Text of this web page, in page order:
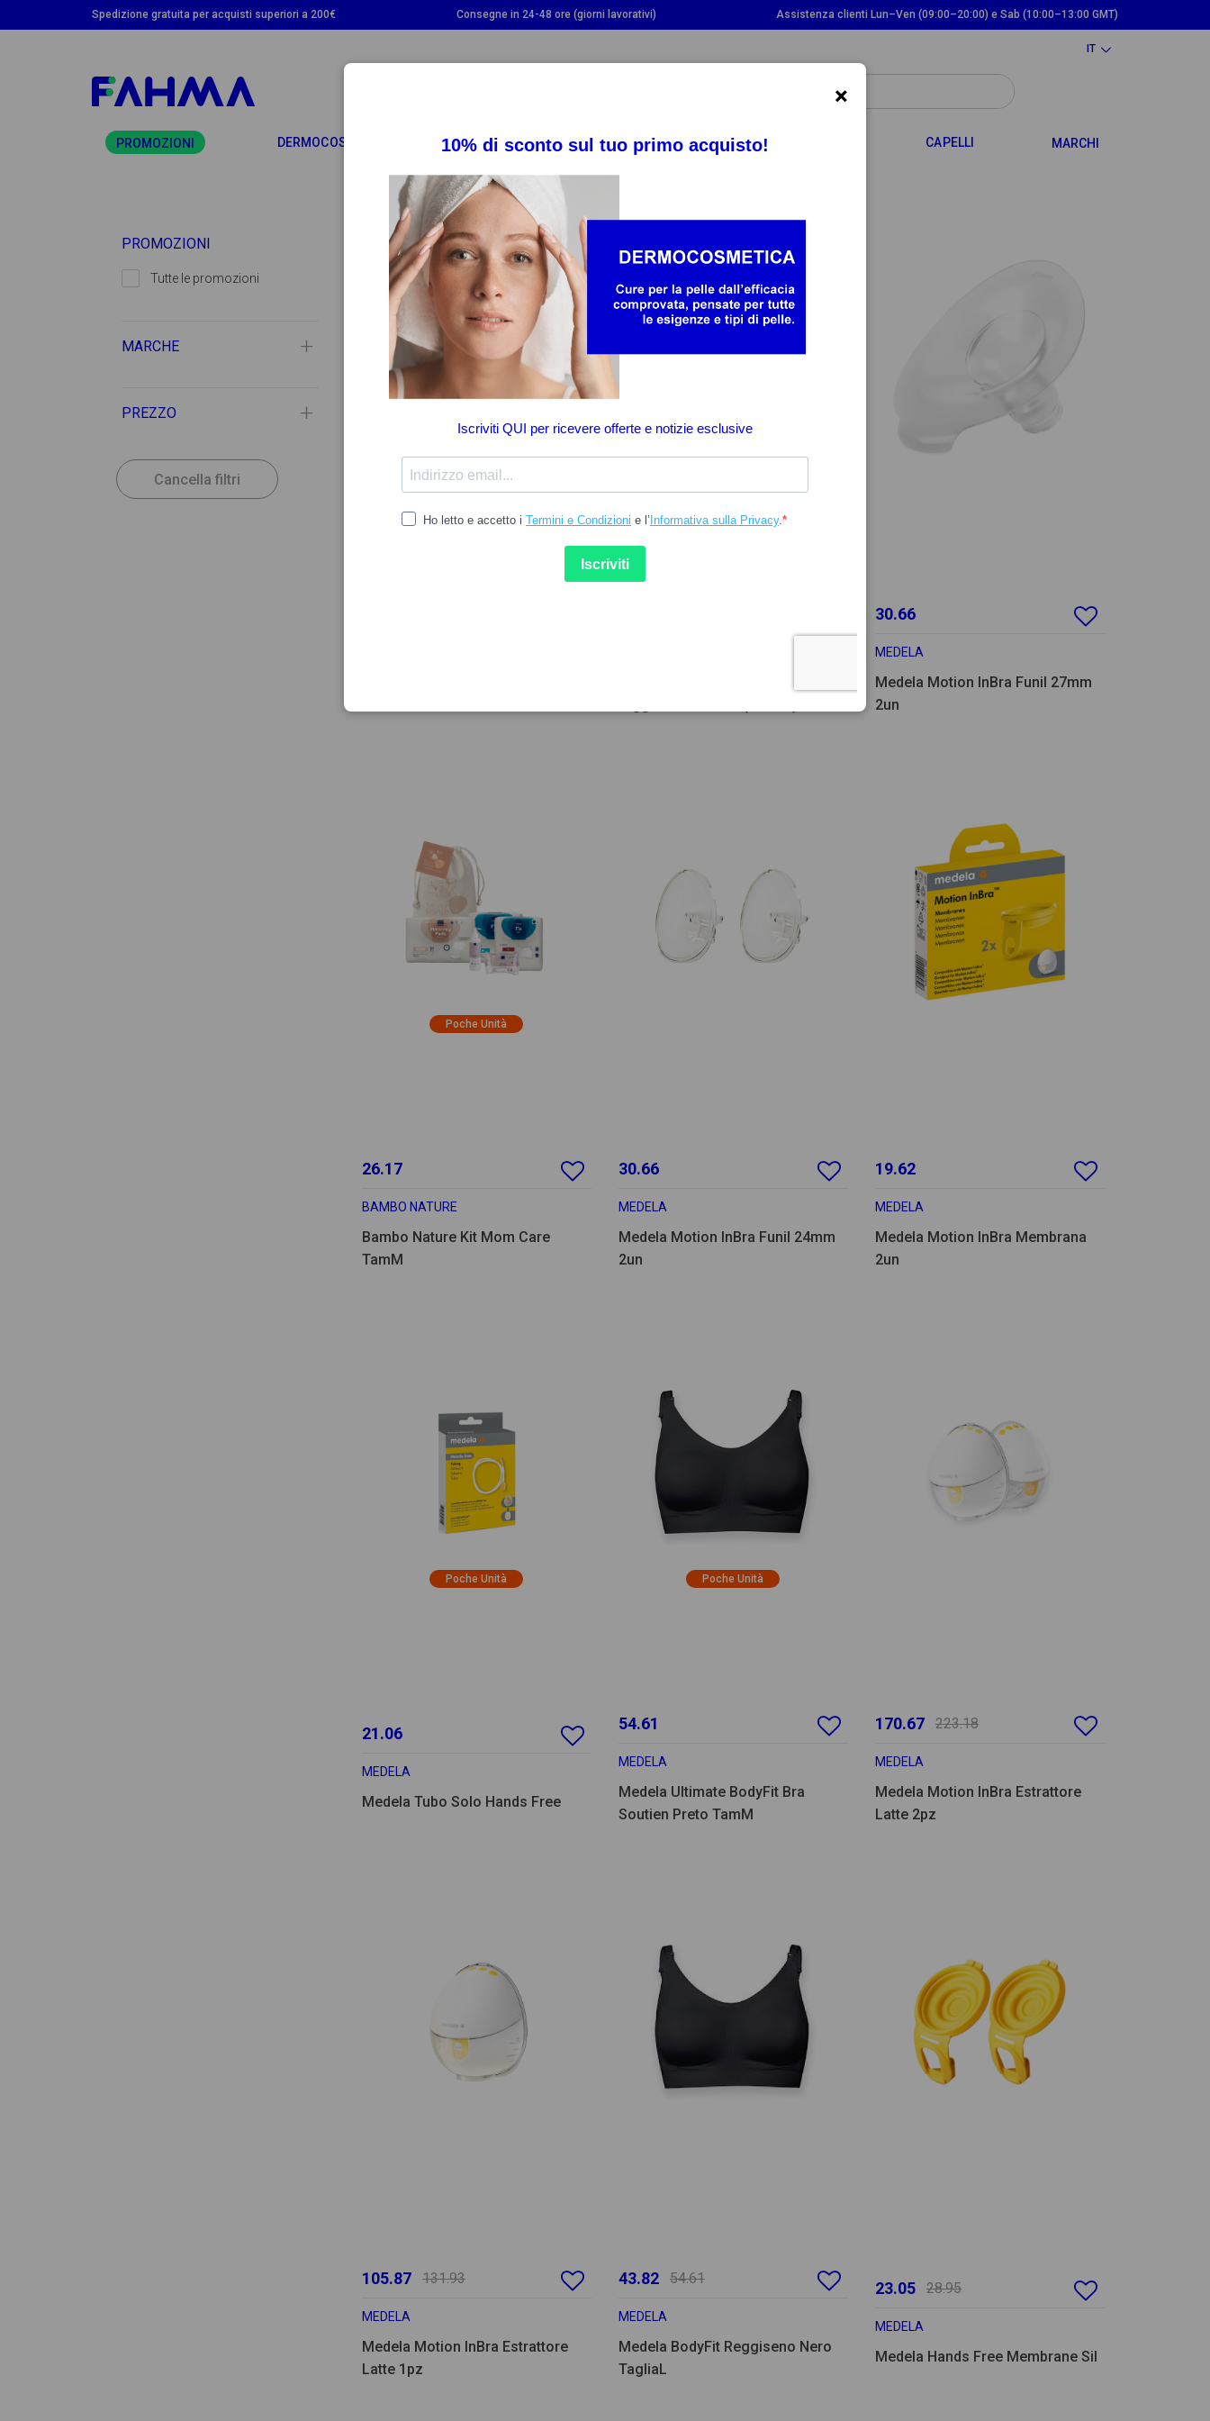
Spedizione gratuita per acquisti superiori a 200€ Consegne in 24-48 ore (giorni lavorativi) Assistenza clienti Lun–Ven (09:00–20:00) e Sab (10:00–13:00 GMT)
IT
PROMOZIONI DERMOCOSMETICA TOGGLE DROPDOWN
INTEGRATORITOGGLE DROPDOWN
SALUTETOGGLE DROPDOWN
BAMBINO E MAMMA TOGGLE DROPDOWN
CAPELLI TOGGLE DROPDOWN
MARCHI
PROMOZIONI
Tutte le promozioni
MARCHE
PREZZO
Cancella filtri
30.66
MEDELA
Medela Motion InBra Funil 27mm
2un
Poche Unità
26.17
BAMBO NATURE
Bambo Nature Kit Mom Care
TamM
30.66
MEDELA
Medela Motion InBra Funil 24mm
2un
19.62
MEDELA
Medela Motion InBra Membrana
2un
Poche Unità
21.06
MEDELA
Medela Tubo Solo Hands Free
Poche Unità
54.61
MEDELA
Medela Ultimate BodyFit Bra
Soutien Preto TamM
170.67 223.18
MEDELA
Medela Motion InBra Estrattore
Latte 2pz
105.87 131.93
MEDELA
Medela Motion InBra Estrattore
Latte 1pz
43.82 54.61
MEDELA
Medela BodyFit Reggiseno Nero
TagliaL
23.05 28.95
MEDELA
Medela Hands Free Membrane Sil
×